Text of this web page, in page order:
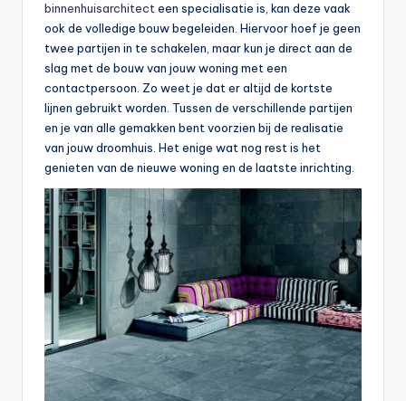
binnenhuisarchitecteen specialisatie is, kan deze vaak
ook de volledige bouw begeleiden. Hiervoor hoef je geen
twee partijen in te schakelen, maar kun je direct aan de
slag met de bouw van jouw woning met een
contactpersoon. Zo weet je dat er altijd de kortste
lijnen gebruikt worden. Tussen de verschillende partijen
en je van alle gemakken bent voorzien bij de realisatie
van jouw droomhuis. Het enige wat nog rest is het
genieten van de nieuwe woning en de laatste inrichting.